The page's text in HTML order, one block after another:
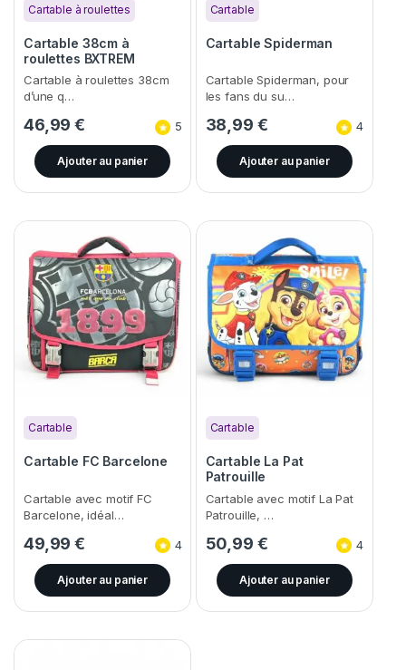
Cartable à roulettes
Cartable 38cm à
roulettes BXTREM
Cartable à roulettes 38cm
d’une q…
46,99€ 5
Ajouter au panier
Cartable
Cartable Spiderman
Cartable Spiderman, pour
les fans du su…
38,99 € 4
Ajouter au panier
Cartable
Cartable FC Barcelone
Cartable avec motif FC
Barcelone, idéal…
49,99€ 4
Ajouter au panier
Cartable
Cartable La Pat
Patrouille
Cartable avec motif La Pat
Patrouille, …
50,99 € 4
Ajouter au panier